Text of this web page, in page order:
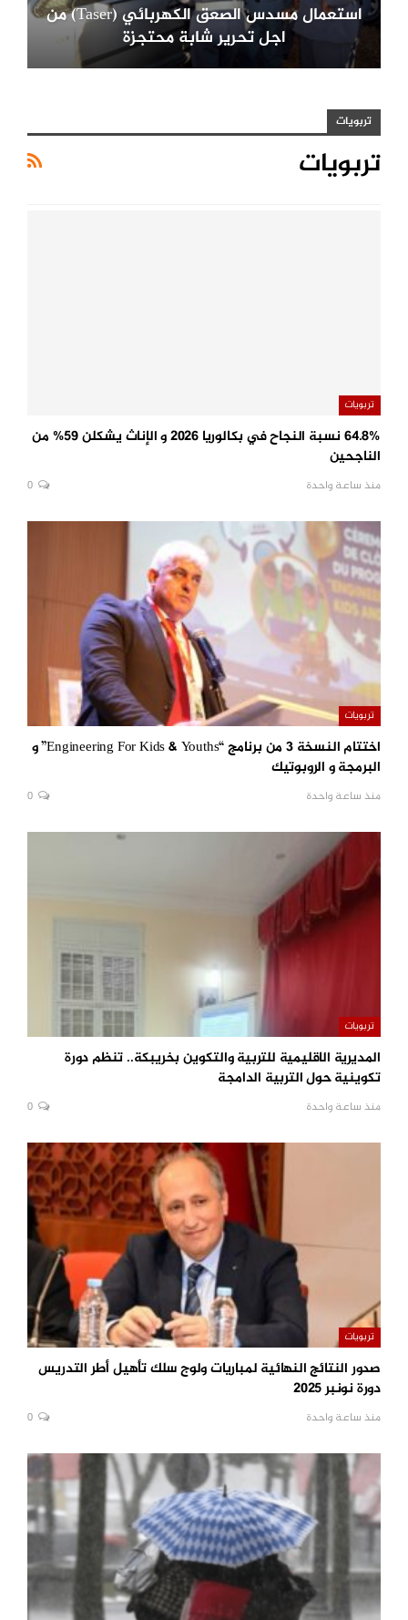
استعمال مسدس الصعق الكهربائي (Taser) من
اجل تحرير شابة محتجزة
تربويات
تربويات
تربويات
64.8% نسبة النجاح في بكالوريا 2026 و الإناث يشكلن 59% من
الناجحين
منذ ساعة واحدة
تربويات
اختتام النسخة 3 من برنامج “Engineering For Kids & Youths” و
البرمجة و الروبوتيك
منذ ساعة واحدة
تربويات
المديرية الاقليمية للتربية والتكوين بخريبكة.. تنظم دورة
تكوينية حول التربية الدامجة
منذ ساعة واحدة
تربويات
صدور النتائج النهائية لمباريات ولوج سلك تأهيل أطر التدريس
دورة نونبر 2025
منذ ساعة واحدة